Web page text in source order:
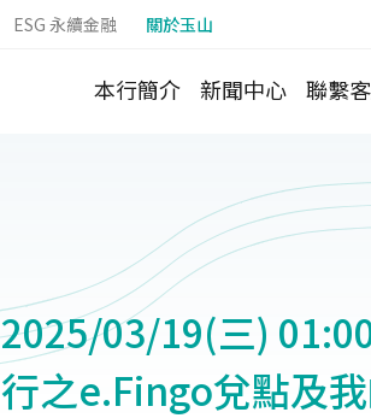
ESG 永續金融 關於玉山
本行簡介 新聞中心 聯繫
2025/03/19(三)
行之e.Fingo兌點及